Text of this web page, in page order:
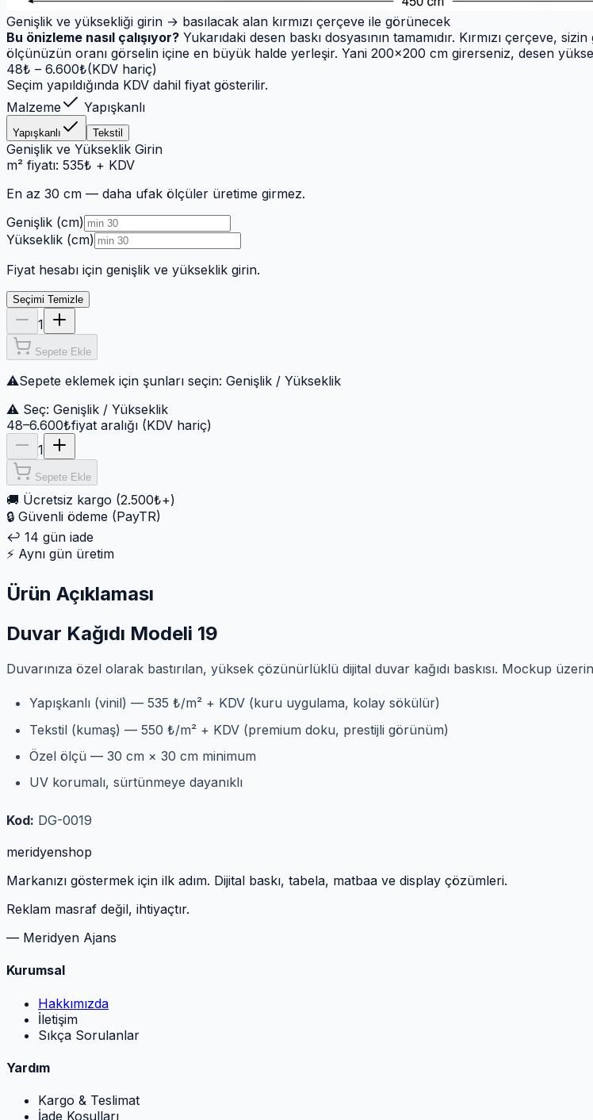
Genişlik ve yüksekliği girin → basılacak alan kırmızı çerçeve ile görünecek
Bu önizleme nasıl çalışıyor? Yukarıdaki desen baskı dosyasının tamamıdır. Kırmızı çerçeve,
ölçünüzün oranı görselin içine en büyük halde yerleşir. Yani 200×200 cm girerseniz, desen
48₺ – 6.600₺(KDV hariç)
Seçim yapıldığında KDV dahil fiyat gösterilir.
Malzeme
Yapışkanlı
Yapışkanlı Tekstil
Genişlik ve Yükseklik Girin
m² fiyatı: 535₺ + KDV
En az 30 cm — daha ufak ölçüler üretime girmez.
Genişlik (cm)
Yükseklik (cm)
Fiyat hesabı için genişlik ve yükseklik girin.
Seçimi Temizle
1
Sepete Ekle
⚠Sepete eklemek için şunları seçin: Genişlik / Yükseklik
⚠ Seç: Genişlik / Yükseklik
48–6.600₺fiyat aralığı (KDV hariç)
1
Sepete Ekle
🚚 Ücretsiz kargo (2.500₺+)
🔒 Güvenli ödeme (PayTR)
↩️ 14 gün iade
⚡ Aynı gün üretim
Ürün Açıklaması
Duvar Kağıdı Modeli 19
Duvarınıza özel olarak bastırılan, yüksek çözünürlüklü dijital duvar kağıdı baskısı. Mockup
Yapışkanlı (vinil) — 535 ₺/m² + KDV (kuru uygulama, kolay sökülür)
Tekstil (kumaş) — 550 ₺/m² + KDV (premium doku, prestijli görünüm)
Özel ölçü — 30 cm × 30 cm minimum
UV korumalı, sürtünmeye dayanıklı
Kod: DG-0019
meridyenshop
Markanızı göstermek için ilk adım. Dijital baskı, tabela, matbaa ve display çözümleri.
Reklam masraf değil, ihtiyaçtır.
— Meridyen Ajans
Kurumsal
Hakkımızda
İletişim
Sıkça Sorulanlar
Yardım
Kargo & Teslimat
İade Koşulları